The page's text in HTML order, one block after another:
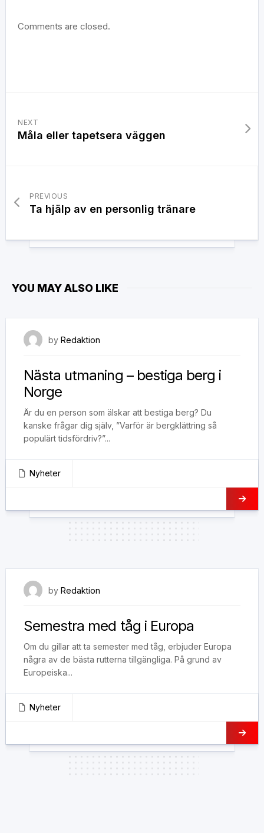
Comments are closed.
NEXT
Måla eller tapetsera väggen
PREVIOUS
Ta hjälp av en personlig tränare
YOU MAY ALSO LIKE
by Redaktion
Nästa utmaning – bestiga berg i
Norge
Är du en person som älskar att bestiga berg? Du
kanske frågar dig själv, ”Varför är bergklättring så
populärt tidsfördriv?”...
Nyheter
by Redaktion
Semestra med tåg i Europa
Om du gillar att ta semester med tåg, erbjuder Europa
några av de bästa rutterna tillgängliga. På grund av
Europeiska...
Nyheter